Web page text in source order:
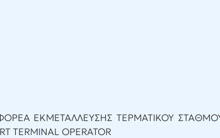
ΕΚΜΕΤΑΛΛΕΥΣΗΣ ΤΕΡΜΑΤΙΚΟΥ ΣΤΑΘΜΟΥ
TERMINAL OPERATOR